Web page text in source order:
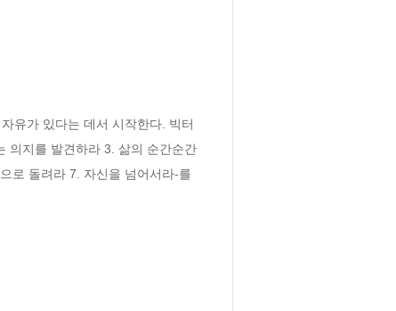
유가 있다는 데서 시작한다. 빅터
의지를 발견하라 3. 삶의 순간순간
로 돌려라 7. 자신을 넘어서라-를